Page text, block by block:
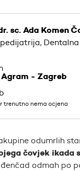
sc. Ada Komen
Agram - Zagreb
trenutno nema ocjena
odumrlih
čovjek ikada
odmah po